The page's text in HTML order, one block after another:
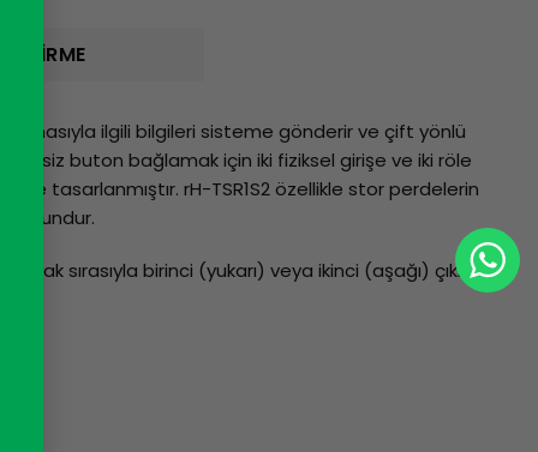
İNDIRME
ilgili bilgileri sisteme gönderir ve çift yönlü
buton bağlamak için iki fiziksel girişe ve iki röle
tasarlanmıştır. rH-TSR1S2 özellikle stor perdelerin
uygundur.
sırasıyla birinci (yukarı) veya ikinci (aşağı) çıkışı